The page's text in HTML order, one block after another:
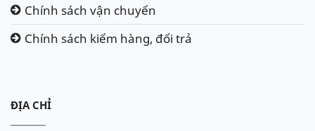
Chính sách vận chuyển
Chính sách kiểm hàng, đổi trả
ĐỊA CHỈ